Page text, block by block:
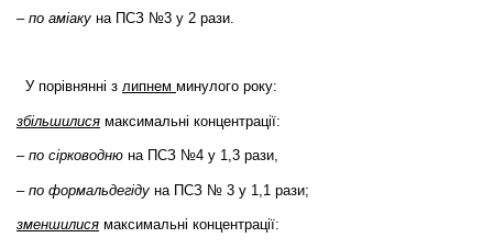
– по аміаку на ПСЗ №3 у 2 рази.
У порівнянні з липнем минулого року:
збільшилися максимальні концентрації:
– по сірководню на ПСЗ №4 у 1,3 рази,
– по формальдегіду на ПСЗ № 3 у 1,1 рази;
зменшилися максимальні концентрації: